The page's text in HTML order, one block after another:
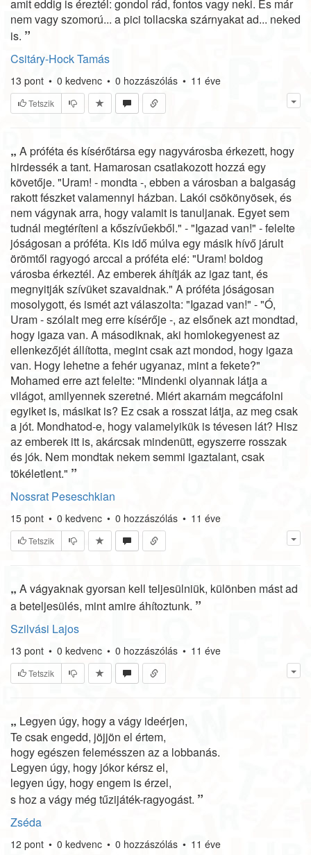
amit eddig is éreztél: gondol rád, fontos vagy neki. És már
nem vagy szomorú... a pici tollacska szárnyakat ad... neked
is. ”
Csitáry-Hock Tamás
13 pont • 0 kedvenc • 0 hozzászólás • 11 éve
Tetszik
„ A próféta és kísérőtársa egy nagyvárosba érkezett, hogy
hirdessék a tant. Hamarosan csatlakozott hozzá egy
követője. "Uram! - mondta -, ebben a városban a balgaság
rakott fészket valamennyi házban. Lakói csökönyösek, és
nem vágynak arra, hogy valamit is tanuljanak. Egyet sem
tudnál megtéríteni a kőszívűekből." - "Igazad van!" - felelte
jóságosan a próféta. Kis idő múlva egy másik hívő járult
örömtől ragyogó arccal a próféta elé: "Uram! boldog
városba érkeztél. Az emberek áhítják az igaz tant, és
megnyitják szívüket szavaidnak." A próféta jóságosan
mosolygott, és ismét azt válaszolta: "Igazad van!" - "Ó,
Uram - szólalt meg erre kísérője -, az elsőnek azt mondtad,
hogy igaza van. A másodiknak, aki homlokegyenest az
ellenkezőjét állította, megint csak azt mondod, hogy igaza
van. Hogy lehetne a fehér ugyanaz, mint a fekete?"
Mohamed erre azt felelte: "Mindenki olyannak látja a
világot, amilyennek szeretné. Miért akarnám megcáfolni
egyiket is, másikat is? Ez csak a rosszat látja, az meg csak
a jót. Mondhatod-e, hogy valamelyikük is tévesen lát? Hisz
az emberek itt is, akárcsak mindenütt, egyszerre rosszak
és jók. Nem mondtak nekem semmi igaztalant, csak
tökéletlent." ”
Nossrat Peseschkian
15 pont • 0 kedvenc • 0 hozzászólás • 11 éve
Tetszik
„ A vágyaknak gyorsan kell teljesülniük, különben mást ad
a beteljesülés, mint amire áhítoztunk. ”
Szilvási Lajos
13 pont • 0 kedvenc • 0 hozzászólás • 11 éve
Tetszik
„ Legyen úgy, hogy a vágy ideérjen,
Te csak engedd, jöjjön el értem,
hogy egészen felemésszen az a lobbanás.
Legyen úgy, hogy jókor kérsz el,
legyen úgy, hogy engem is érzel,
s hoz a vágy még tűzijáték-ragyogást. ”
Zséda
12 pont • 0 kedvenc • 0 hozzászólás • 11 éve